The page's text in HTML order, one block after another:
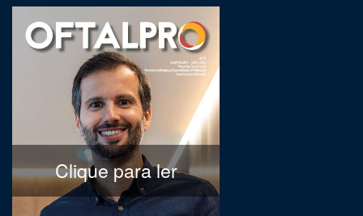
Clique para ler